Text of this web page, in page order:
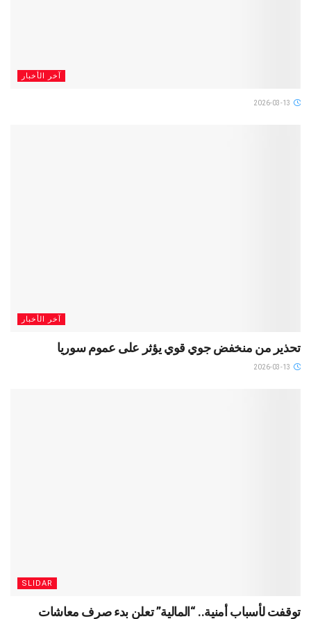
آخر الأخبار
آخر الأخبار
تحذير من منخفض جوي قوي يؤثر على عموم سوريا
SLIDAR
توقفت لأسباب أمنية.. “المالية” تعلن بدء صرف معاشات